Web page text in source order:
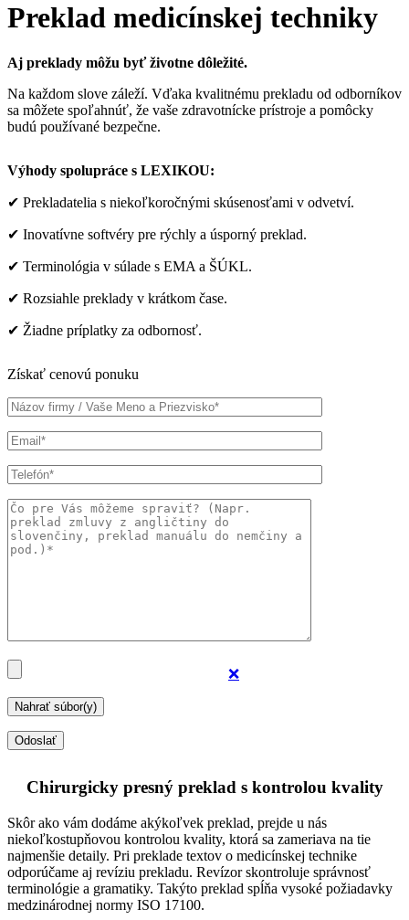
Preklad medicínskej techniky
Aj preklady môžu byť životne dôležité.
Na každom slove záleží. Vďaka kvalitnému prekladu od odborníkov
sa môžete spoľahnúť, že vaše zdravotnícke prístroje a pomôcky
budú používané bezpečne.
Výhody spolupráce s LEXIKOU:
✔ Prekladatelia s niekoľkoročnými skúsenosťami v odvetví.
✔ Inovatívne softvéry pre rýchly a úsporný preklad.
✔ Terminológia v súlade s EMA a ŠÚKL.
✔ Rozsiahle preklady v krátkom čase.
✔ Žiadne príplatky za odbornosť.
Získať cenovú ponuku
❌
Chirurgicky presný preklad s kontrolou kvality
Skôr ako vám dodáme akýkoľvek preklad, prejde u nás
niekoľkostupňovou kontrolou kvality, ktorá sa zameriava na tie
najmenšie detaily. Pri preklade textov o medicínskej technike
odporúčame aj revíziu prekladu. Revízor skontroluje správnosť
terminológie a gramatiky. Takýto preklad spĺňa vysoké požiadavky
medzinárodnej normy ISO 17100.